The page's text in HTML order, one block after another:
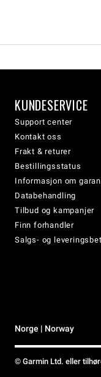
KUNDESERVICE
Support center
Kontakt oss
Frakt & returer
Bestillingsstatus
Informasjon om
Databehandling
Tilbud og kampanjer
Finn forhandler
Salgs- og
Norge | Norway
© Garmin Ltd. eller